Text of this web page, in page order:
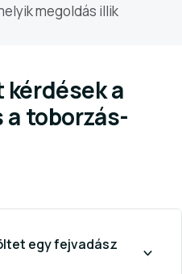
megoldás illik
a
toborzás-
egy fejvadász